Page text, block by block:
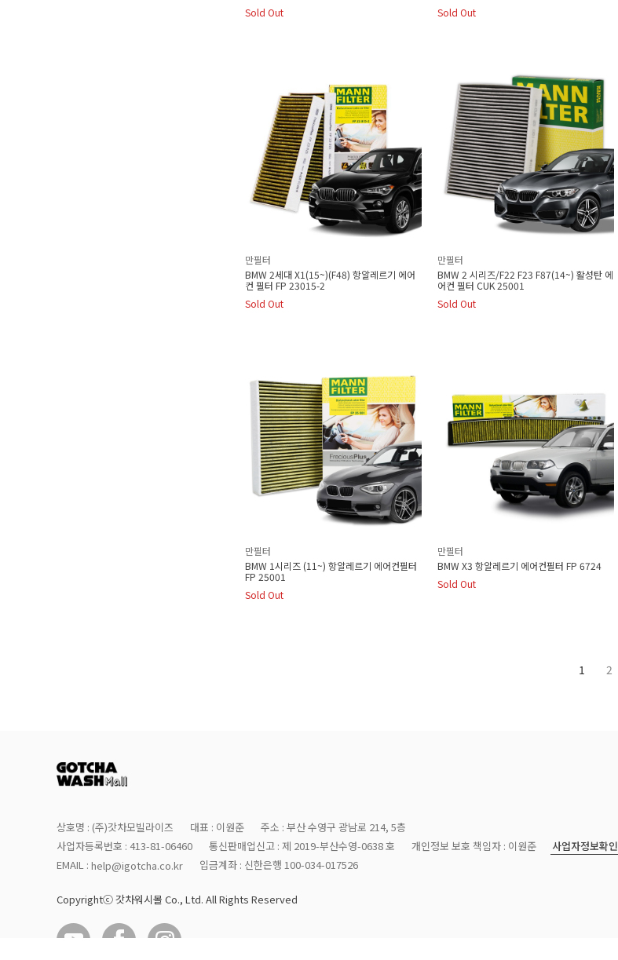
Sold Out
Sold Out
만필터
BMW 2세대 X1(15~)(F48) 항알레르기 에어
컨 필터 FP 23015-2
Sold Out
만필터
BMW 2 시리즈/F22 F23 F87(14~) 활성탄 에
어컨 필터 CUK 25001
Sold Out
만필터
BMW 1시리즈 (11~) 항알레르기 에어컨필터
FP 25001
Sold Out
만필터
BMW X3 항알레르기 에어컨필터 FP 6724
Sold Out
1 2
상호명 : (주)갓차모빌라이즈 대표 : 이원준
주소 : 부산 수영구 광남로 214, 5층
사업자등록번호 : 413-81-06460
통신판매업신고 : 제 2019-부산수영-0638 호 개인정보 보호 책임자 : 이원준
사업자정보확인
EMAIL : help@igotcha.co.kr 입금계좌 : 신한은행 100-034-017526
Copyrightⓒ 갓차워시몰 Co., Ltd. All Rights Reserved